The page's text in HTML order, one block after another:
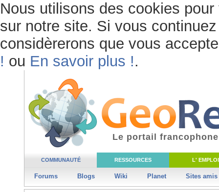
Nous utilisons des cookies
sur notre site. Si vous
considèrerons que vous
! ou En savoir plus !.
COMMUNAUTÉ RESSOURCES L' EMPLOI
Forums Blogs Wiki Planet Sites amis
Le portail